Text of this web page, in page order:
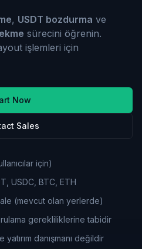
, USDT bozdurma ve
sürecini öğrenin.
işlemleri için
Now
Sales
için)
USDC, BTC, ETH
(mevcut olan yerlerde)
gerekliliklerine tabidir
danışmanı değildir